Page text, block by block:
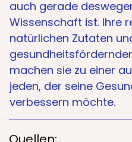
auch gerade
Wissenschaft ist. Ihre
natürlichen Zutaten
machen sie zu einer
jeden, der seine
verbessern möchte.